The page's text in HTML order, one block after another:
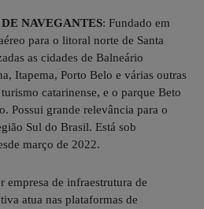
NAVEGANTES: Fundado em
para o litoral norte de Santa
as cidades de Balneário
Itapema, Porto Belo e várias outras
catarinense, e o parque Beto
Possui grande relevância para o
Sul do Brasil. Está sob
março de 2022.
empresa de infraestrutura de
atua nas plataformas de